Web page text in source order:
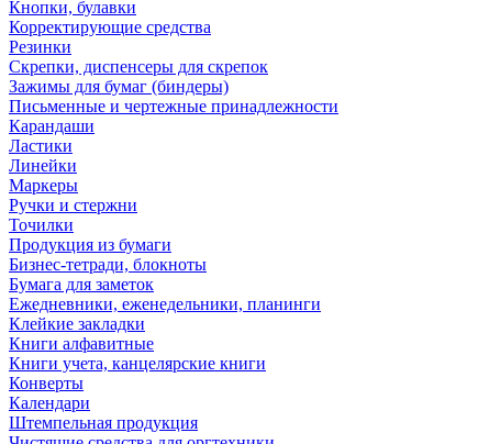
Кнопки, булавки
Корректирующие средства
Резинки
Скрепки, диспенсеры для скрепок
Зажимы для бумаг (биндеры)
Письменные и чертежные принадлежности
Карандаши
Ластики
Линейки
Маркеры
Ручки и стержни
Точилки
Продукция из бумаги
Бизнес-тетради, блокноты
Бумага для заметок
Ежедневники, еженедельники, планинги
Клейкие закладки
Книги алфавитные
Книги учета, канцелярские книги
Конверты
Календари
Штемпельная продукция